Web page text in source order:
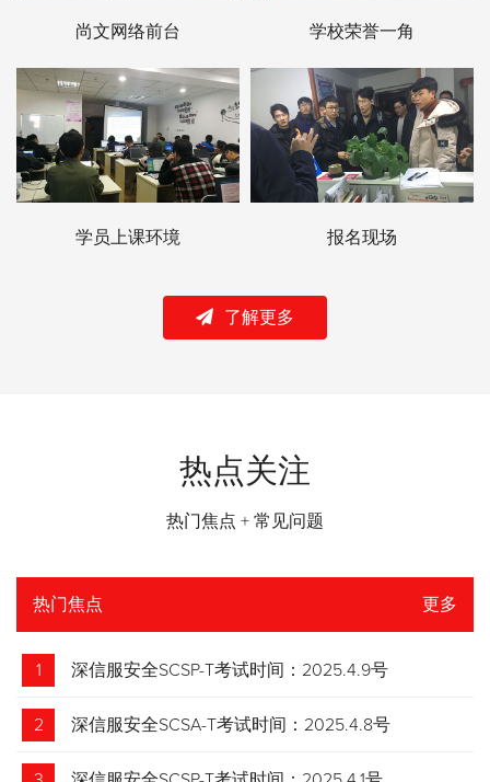
尚文网络前台 学校荣誉一角
学员上课环境 报名现场
了解更多
热点关注
热门焦点 + 常见问题
热门焦点 更多
1 深信服安全SCSP-T考试时间：2025.4.9号
2 深信服安全SCSA-T考试时间：2025.4.8号